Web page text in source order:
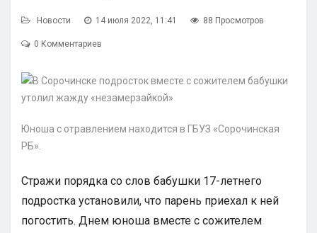
Новости 14 июля 2022, 11:41 88 Просмотров
0 Комментариев
Юноша с отравлением находится в ГБУЗ «Сорочинская
РБ».
Стражи порядка со слов бабушки 17-летнего
подростка установили, что парень приехал к ней
погостить. Днем юноша вместе с сожителем